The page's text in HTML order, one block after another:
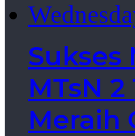
Sukses
MTsN
Meraih